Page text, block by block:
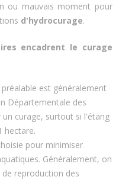
ou mauvais moment pour
d'hydrocurage.
encadrent le curage
est généralement
Départementale des
curage, surtout si l'étang
hectare.
pour minimiser
Généralement, on
reproduction des